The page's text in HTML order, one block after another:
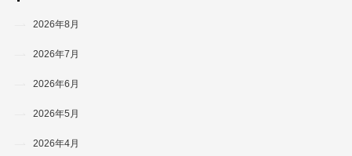
2026年8月
2026年7月
2026年6月
2026年5月
2026年4月